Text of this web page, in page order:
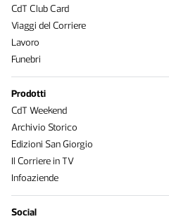
CdT Club Card
Viaggi del Corriere
Lavoro
Funebri
Prodotti
CdT Weekend
Archivio Storico
Edizioni San Giorgio
Il Corriere in TV
Infoaziende
Social